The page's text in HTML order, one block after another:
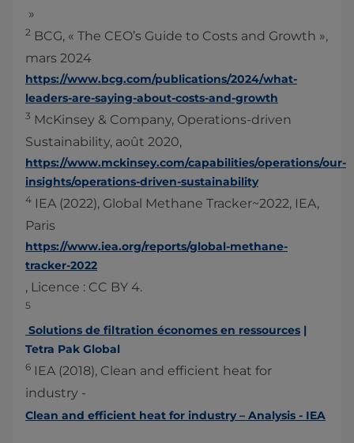
»
2 BCG, « The CEO’s Guide to Costs and Growth »,
mars 2024
https://www.bcg.com/publications/2024/what-
leaders-are-saying-about-costs-and-growth
3 McKinsey & Company, Operations-driven
Sustainability, août 2020,
https://www.mckinsey.com/capabilities/operations/our-
insights/operations-driven-sustainability
4 IEA (2022), Global Methane Tracker~2022, IEA,
Paris
https://www.iea.org/reports/global-methane-
tracker-2022
, Licence : CC BY 4.
5
Solutions de filtration économes en ressources |
Tetra Pak Global
6 IEA (2018), Clean and efficient heat for
industry -
Clean and efficient heat for industry – Analysis - IEA